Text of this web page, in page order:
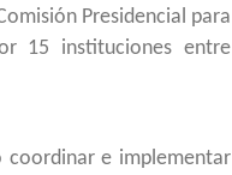
Presidencial para
15 instituciones entre
coordinar e implementar